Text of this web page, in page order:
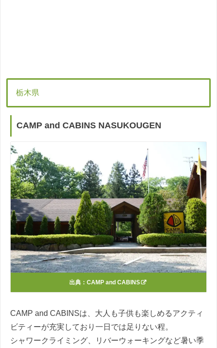
栃木県
CAMP and CABINS NASUKOUGEN
出典： CAMP and CABINS
CAMP and CABINSは、大人も子供も楽しめるアクティ
ビティーが充実しており一日では足りない程。
シャワークライミング、リバーウォーキングなど暑い季